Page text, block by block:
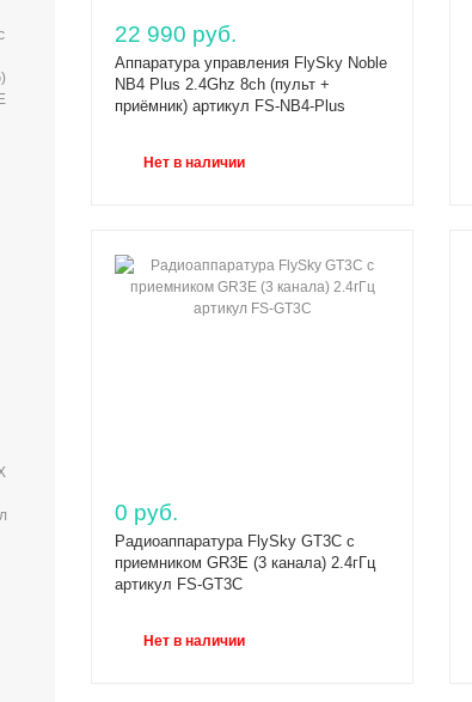
22 990 руб.
Аппаратура управления FlySky Noble
NB4 Plus 2.4Ghz 8ch (пульт +
приёмник) артикул FS-NB4-Plus
Нет в наличии
0 руб.
Радиоаппаратура FlySky GT3C с
приемником GR3E (3 канала) 2.4гГц
артикул FS-GT3C
Нет в наличии